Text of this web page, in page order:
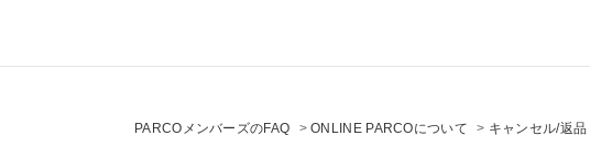
PARCOメンバーズのFAQ >ONLINE PARCOについて > キャンセル/返品